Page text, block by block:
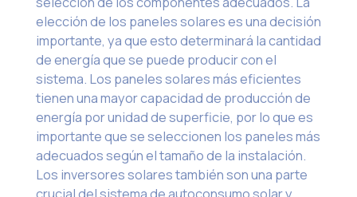
elección de los paneles solares es una decisión
importante, ya que esto determinará la cantidad
de energía que se puede producir con el
sistema. Los paneles solares más eficientes
tienen una mayor capacidad de producción de
energía por unidad de superficie, por lo que es
importante que se seleccionen los paneles más
adecuados según el tamaño de la instalación.
Los inversores solares también son una parte